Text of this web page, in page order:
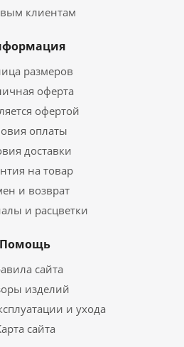
клиентам
размеров
оферта
офертой
оплаты
доставки
на товар
и возврат
и расцветки
Помощь
сайта
изделий
и ухода
сайта